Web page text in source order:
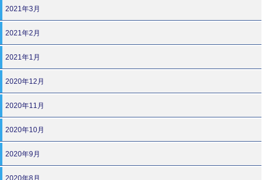
2021年3月
2021年2月
2021年1月
2020年12月
2020年11月
2020年10月
2020年9月
2020年8月